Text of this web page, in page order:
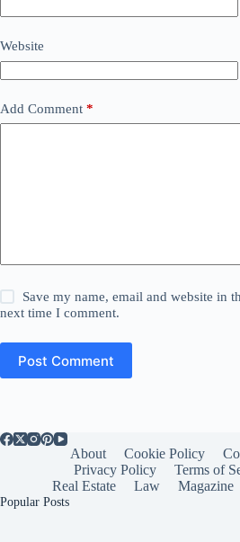
Website
Add Comment *
Save my name, email and website in
next time I comment.
Post Comment
About Cookie Policy
Privacy Policy
Terms of
Real Estate
Law Magazine
Popular Posts